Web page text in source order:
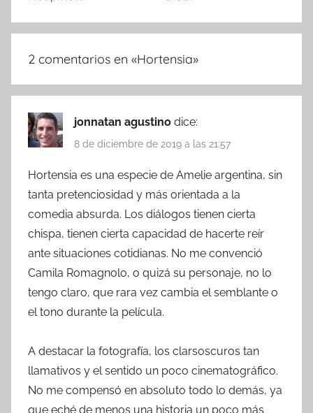
2 comentarios en «Hortensia»
jonnatan agustino dice:
8 de diciembre de 2019 a las 21:57
Hortensia es una especie de Amelie argentina, sin
tanta pretenciosidad y más orientada a la
comedia absurda. Los diálogos tienen cierta
chispa, tienen cierta capacidad de hacerte reír
ante situaciones cotidianas. No me convenció
Camila Romagnolo, o quizá su personaje, no lo
tengo claro, que rara vez cambia el semblante o
el tono durante la película.
A destacar la fotografía, los clarsoscuros tan
llamativos y el sentido un poco cinematográfico.
No me compensó en absoluto todo lo demás, ya
que eché de menos una historia un poco más